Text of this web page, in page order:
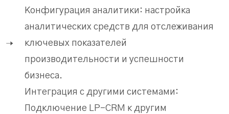
Конфигурация аналитики: настройка
аналитических средств для отслеживания
ключевых показателей
производительности и успешности
бизнеса.
Интеграция с другими системами:
Подключение LP-CRM к другим